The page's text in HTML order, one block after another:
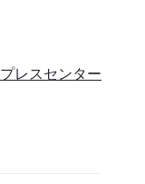
プレスセンター